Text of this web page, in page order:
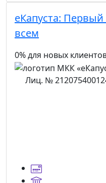
еКапуста: Первый
всем
0% для новых
Лиц. №